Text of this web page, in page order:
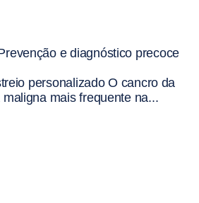
e diagnóstico precoce
personalizado O cancro da
mais frequente na...